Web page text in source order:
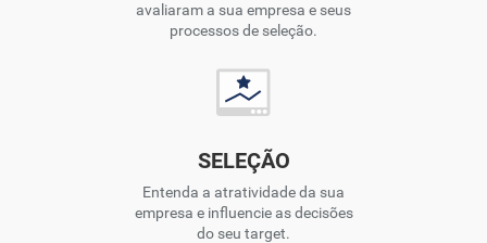
avaliaram a sua empresa e seus
processos de seleção.
SELEÇÃO
Entenda a atratividade da sua
empresa e influencie as decisões
do seu target.